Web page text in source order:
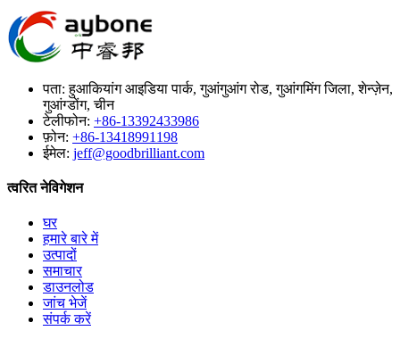
पता: हुआकियांग आइडिया पार्क, गुआंगुआंग रोड, गुआंगमिंग जिला, शेन्ज़ेन,
गुआंग्डोंग, चीन
टेलीफोन: +86-13392433986
फ़ोन: +86-13418991198
ईमेल: jeff@goodbrilliant.com
त्वरित नेविगेशन
घर
हमारे बारे में
उत्पादों
समाचार
डाउनलोड
जांच भेजें
संपर्क करें